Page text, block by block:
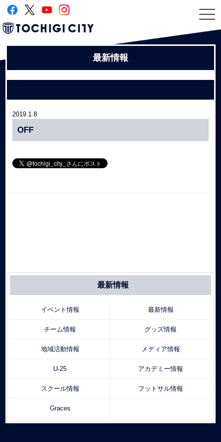
最新情報
2019.1.8
OFF
最新情報
イベント情報 最新情報
チーム情報 グッズ情報
地域活動情報 メディア情報
U-25 アカデミー情報
スクール情報 フットサル情報
Graces